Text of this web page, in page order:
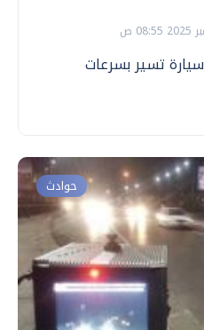
رادار المرور يلتقط 1136 سيارة تسير بسرعات
حوادث